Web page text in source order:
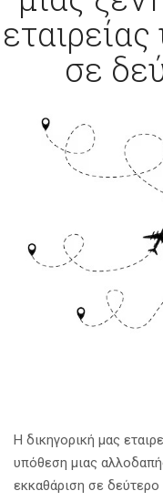
σε
Η δικηγορική μας
υπόθεση μιας
εκκαθάριση σε δεύτερο